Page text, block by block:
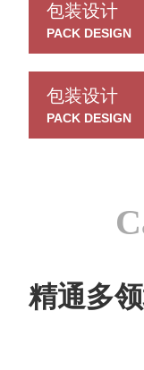
包装设计
PACK DESIGN
包装设计
PACK DESIGN
精通多